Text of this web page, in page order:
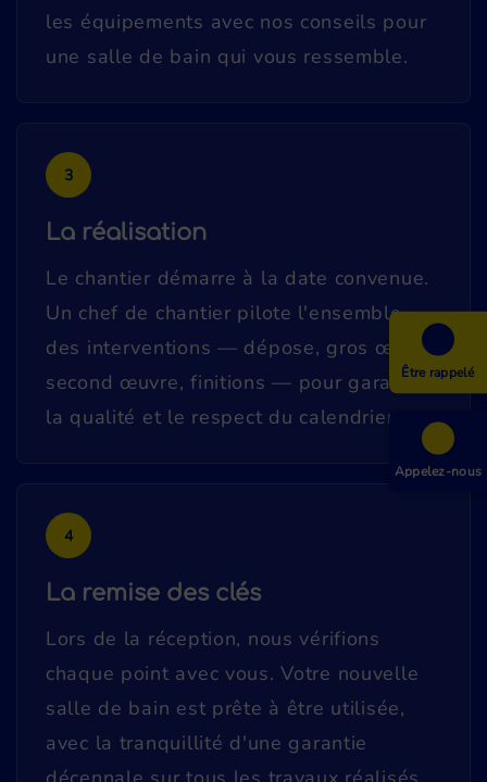
les équipements avec nos conseils pour
une salle de bain qui vous ressemble.
3
La réalisation
Le chantier démarre à la date convenue.
Un chef de chantier pilote l'ensemble
des interventions — dépose, gros œuvre,
second œuvre, finitions — pour garantir
la qualité et le respect du calendrier.
4
La remise des clés
Lors de la réception, nous vérifions
chaque point avec vous. Votre nouvelle
salle de bain est prête à être utilisée,
avec la tranquillité d'une garantie
Être rappelé
Appelez-nous